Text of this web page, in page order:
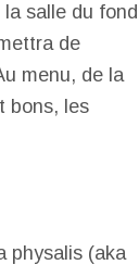
la salle du fond
de
menu, de la
bons, les
physalis (aka